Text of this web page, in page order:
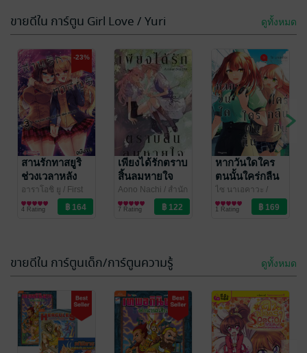
ขายดีใน การ์ตูน Girl Love / Yuri ดูทั้งหมด
-23%
สานรักทาสยูริ
ช่วงเวลาหลัง
เลิกเรียนเพียง
สองเรา เล่ม 03
อาราโอชิ ยู / First
Page Pro.
การ์ตูน Girl Love /
Yuri
4 Rating
เพียงได้รักตราบ
สิ้นลมหายใจ
เล่ม 8
Aono Nachi / สำนัก
พิมพ์เซนชู
การ์ตูน Girl Love /
Yuri
7 Rating
หากวันใดใคร
ตนนั้นใคร่กลืน
กิน เล่ม 9 (ฉบับ
การ์ตูน)
ไซ นาเอคาวะ /
PHOENIX NEXT
การ์ตูน Girl Love /
Yuri
1 Rating
ขายดีใน การ์ตูนเด็ก/การ์ตูนความรู้ ดูทั้งหมด